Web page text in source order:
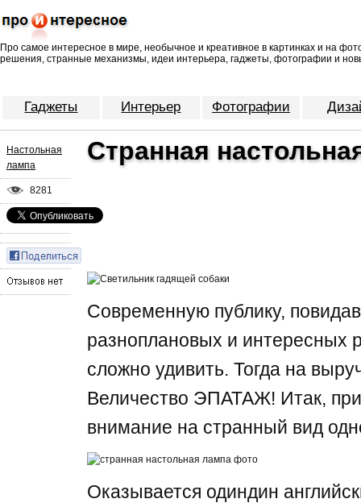
Про самое интересное в мире, необычное и креативное в картинках и на
решения, странные механизмы, идеи интерьера, гаджеты, фотографии и
Гаджеты Интерьер Фотографии
Настольная
лампа
8281
Странная
Современную публику,
разноплановых и интересных
сложно удивить. Тогда на
Величество ЭПАТАЖ! Итак,
внимание на странный вид
Оказывается одиндин